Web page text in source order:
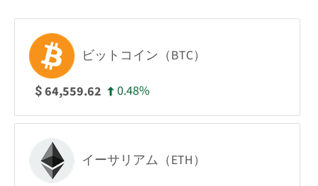
ビットコイン（BTC）
$64,559.62 0.48%
イーサリアム（ETH）